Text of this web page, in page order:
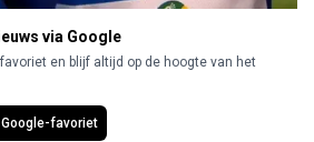
via Google
en blijf altijd op de hoogte van het
favoriet